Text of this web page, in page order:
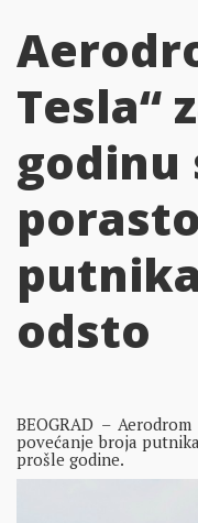
Tesla“
godinu
odsto
BEOGRAD –
povećanje broja
prošle godine.